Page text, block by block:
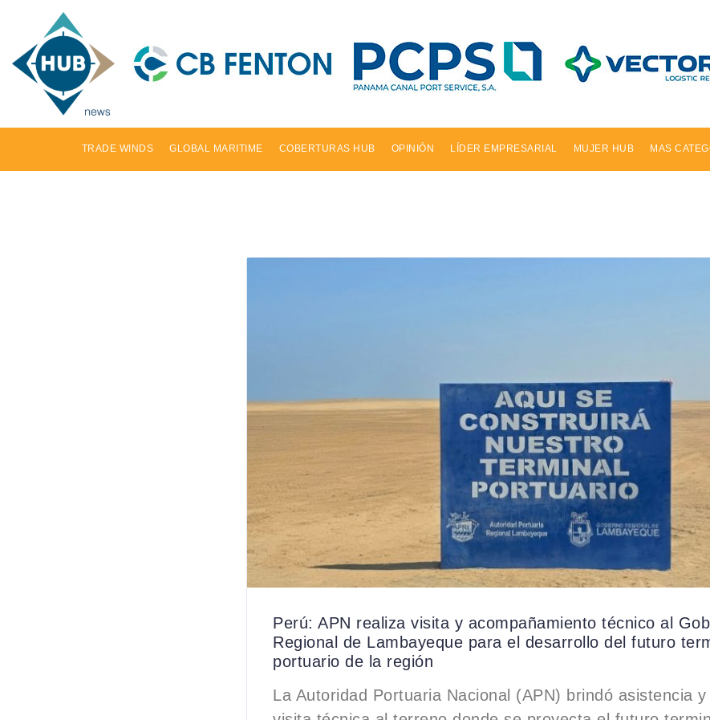
TRADE WINDS GLOBAL MARITIME COBERTURAS HUB OPINIÓN LÍDER EMPRESARIAL MUJER HUB MAS
Perú: APN realiza visita y acompañamiento técnico al
Regional de Lambayeque para el desarrollo del futuro
portuario de la región
La Autoridad Portuaria Nacional (APN) brindó asistencia